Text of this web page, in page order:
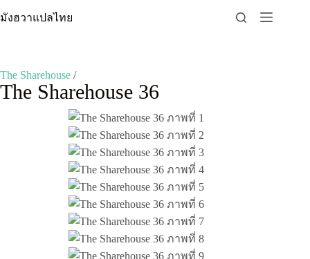
to
มังฮวาแปลไทย
The Sharehouse /
The Sharehouse 36